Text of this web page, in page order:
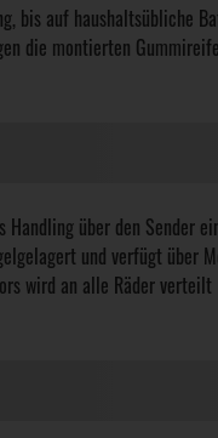
bis auf haushaltsübliche
die montierten
über den Sender
und verfügt über
wird an alle Räder verteilt